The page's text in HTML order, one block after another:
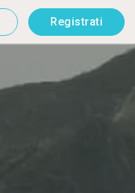
Registrati